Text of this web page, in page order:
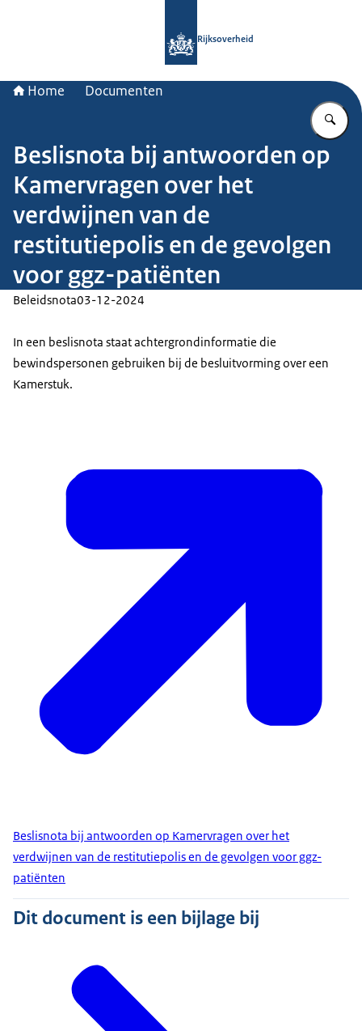
Rijksoverheid
Home Documenten
Beslisnota bij antwoorden op
Kamervragen over het
verdwijnen van de
restitutiepolis en de gevolgen
voor ggz-patiënten
Beleidsnota03-12-2024
In een beslisnota staat achtergrondinformatie die
bewindspersonen gebruiken bij de besluitvorming over een
Kamerstuk.
Beslisnota bij antwoorden op Kamervragen over het
verdwijnen van de restitutiepolis en de gevolgen voor ggz-
patiënten
Dit document is een bijlage bij